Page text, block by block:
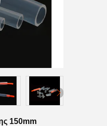
150mm